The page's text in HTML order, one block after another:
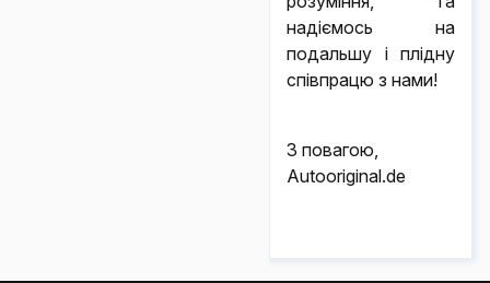
надіємось на
подальшу і плідну
співпрацю з нами!
З повагою,
Autooriginal.de